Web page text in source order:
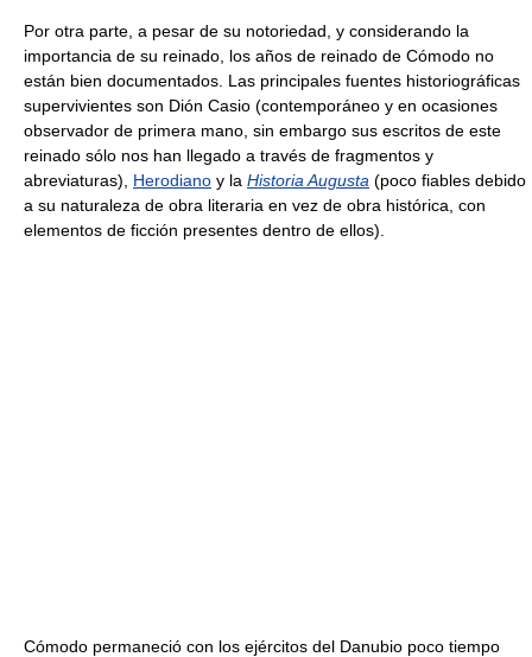
Por otra parte, a pesar de su notoriedad, y considerando la
importancia de su reinado, los años de reinado de Cómodo no
están bien documentados. Las principales fuentes historiográficas
supervivientes son Dión Casio (contemporáneo y en ocasiones
observador de primera mano, sin embargo sus escritos de este
reinado sólo nos han llegado a través de fragmentos y
abreviaturas), Herodiano y la Historia Augusta (poco fiables debido
a su naturaleza de obra literaria en vez de obra histórica, con
elementos de ficción presentes dentro de ellos).
Cómodo permaneció con los ejércitos del Danubio poco tiempo